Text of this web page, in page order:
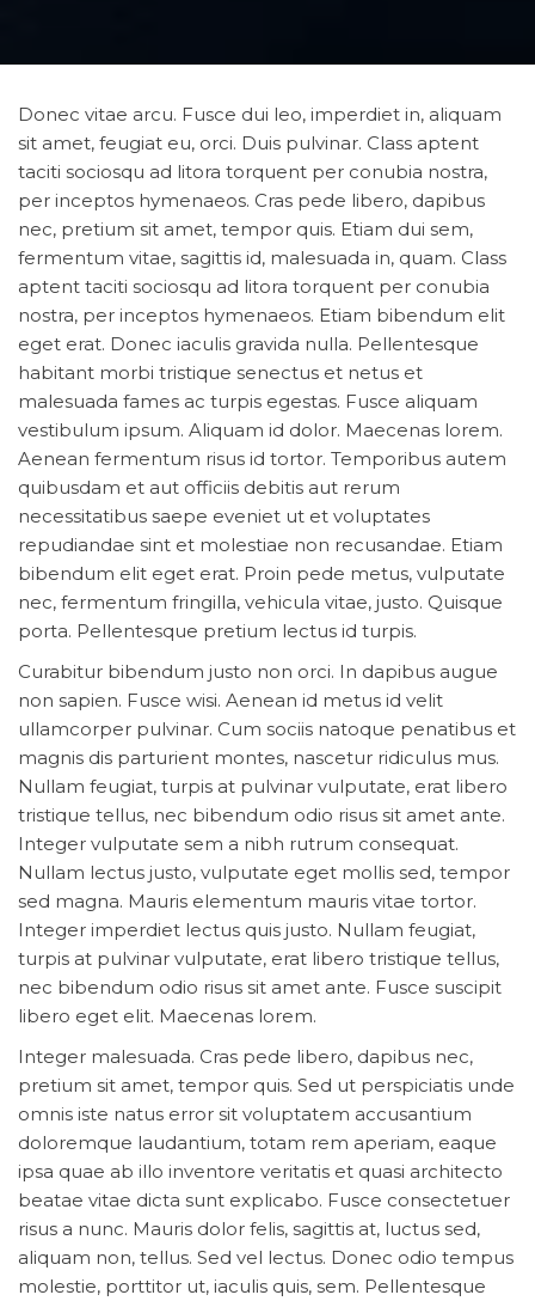
Donec vitae arcu. Fusce dui leo, imperdiet in, aliquam
sit amet, feugiat eu, orci. Duis pulvinar. Class aptent
taciti sociosqu ad litora torquent per conubia nostra,
per inceptos hymenaeos. Cras pede libero, dapibus
nec, pretium sit amet, tempor quis. Etiam dui sem,
fermentum vitae, sagittis id, malesuada in, quam. Class
aptent taciti sociosqu ad litora torquent per conubia
nostra, per inceptos hymenaeos. Etiam bibendum elit
eget erat. Donec iaculis gravida nulla. Pellentesque
habitant morbi tristique senectus et netus et
malesuada fames ac turpis egestas. Fusce aliquam
vestibulum ipsum. Aliquam id dolor. Maecenas lorem.
Aenean fermentum risus id tortor. Temporibus autem
quibusdam et aut officiis debitis aut rerum
necessitatibus saepe eveniet ut et voluptates
repudiandae sint et molestiae non recusandae. Etiam
bibendum elit eget erat. Proin pede metus, vulputate
nec, fermentum fringilla, vehicula vitae, justo. Quisque
porta. Pellentesque pretium lectus id turpis.
Curabitur bibendum justo non orci. In dapibus augue
non sapien. Fusce wisi. Aenean id metus id velit
ullamcorper pulvinar. Cum sociis natoque penatibus et
magnis dis parturient montes, nascetur ridiculus mus.
Nullam feugiat, turpis at pulvinar vulputate, erat libero
tristique tellus, nec bibendum odio risus sit amet ante.
Integer vulputate sem a nibh rutrum consequat.
Nullam lectus justo, vulputate eget mollis sed, tempor
sed magna. Mauris elementum mauris vitae tortor.
Integer imperdiet lectus quis justo. Nullam feugiat,
turpis at pulvinar vulputate, erat libero tristique tellus,
nec bibendum odio risus sit amet ante. Fusce suscipit
libero eget elit. Maecenas lorem.
Integer malesuada. Cras pede libero, dapibus nec,
pretium sit amet, tempor quis. Sed ut perspiciatis unde
omnis iste natus error sit voluptatem accusantium
doloremque laudantium, totam rem aperiam, eaque
ipsa quae ab illo inventore veritatis et quasi architecto
beatae vitae dicta sunt explicabo. Fusce consectetuer
risus a nunc. Mauris dolor felis, sagittis at, luctus sed,
aliquam non, tellus. Sed vel lectus. Donec odio tempus
molestie, porttitor ut, iaculis quis, sem. Pellentesque